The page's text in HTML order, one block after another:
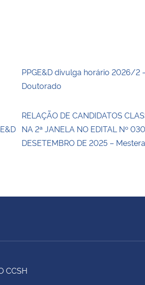
PPGE&D divulga horário 2026/2
Doutorado
RELAÇÃO DE CANDIDATOS
NA 2ª JANELA NO EDITAL Nº
DESETEMBRO DE 2025 –
CCSH